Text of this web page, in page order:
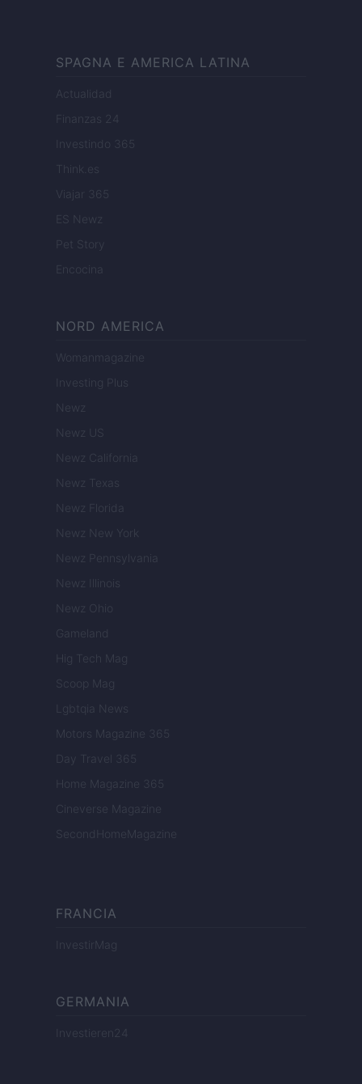
SPAGNA E AMERICA LATINA
Actualidad
Finanzas 24
Investindo 365
Think.es
Viajar 365
ES Newz
Pet Story
Encocina
NORD AMERICA
Womanmagazine
Investing Plus
Newz
Newz US
Newz California
Newz Texas
Newz Florida
Newz New York
Newz Pennsylvania
Newz Illinois
Newz Ohio
Gameland
Hig Tech Mag
Scoop Mag
Lgbtqia News
Motors Magazine 365
Day Travel 365
Home Magazine 365
Cineverse Magazine
SecondHomeMagazine
FRANCIA
InvestirMag
GERMANIA
Investieren24